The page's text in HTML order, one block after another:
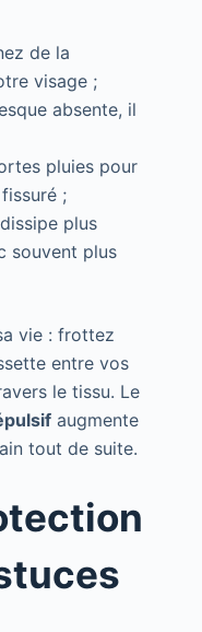
de la
visage ;
absente, il
pluies pour
;
plus
souvent plus
vie : frottez
entre vos
le tissu. Le
augmente
tout de suite.